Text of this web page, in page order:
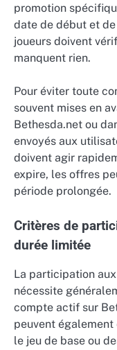
promotion
date de début et
joueurs doivent
manquent rien.
Pour éviter toute
souvent mises en
Bethesda.net ou
envoyés aux
doivent agir
expire, les offres
période prolongée.
Critères de
durée limitée
La participation
nécessite
compte actif sur
peuvent
le jeu de base ou